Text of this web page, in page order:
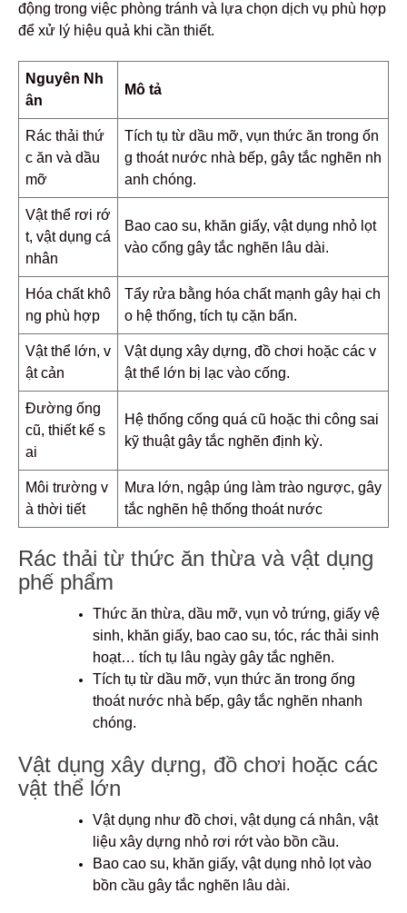
động trong việc phòng tránh và lựa chọn dịch vụ phù hợp
để xử lý hiệu quả khi cần thiết.
Nguyên Nh
ân
Mô tả
Rác thải thứ
c ăn và dầu
mỡ
Tích tụ từ dầu mỡ, vụn thức ăn trong ốn
g thoát nước nhà bếp, gây tắc nghẽn nh
anh chóng.
Vật thể rơi rớ
t, vật dụng cá
nhân
Bao cao su, khăn giấy, vật dụng nhỏ lọt
vào cống gây tắc nghẽn lâu dài.
Hóa chất khô
ng phù hợp
Tẩy rửa bằng hóa chất mạnh gây hại ch
o hệ thống, tích tụ cặn bẩn.
Vật thể lớn, v
ật cản
Vật dụng xây dựng, đồ chơi hoặc các v
ật thể lớn bị lạc vào cống.
Đường ống
cũ, thiết kế s
ai
Hệ thống cống quá cũ hoặc thi công sai
kỹ thuật gây tắc nghẽn định kỳ.
Môi trường v
à thời tiết
Mưa lớn, ngập úng làm trào ngược, gây
tắc nghẽn hệ thống thoát nước
Rác thải từ thức ăn thừa và vật dụng
phế phẩm
Thức ăn thừa, dầu mỡ, vụn vỏ trứng, giấy vệ
sinh, khăn giấy, bao cao su, tóc, rác thải sinh
hoạt… tích tụ lâu ngày gây tắc nghẽn.
Tích tụ từ dầu mỡ, vụn thức ăn trong ống
thoát nước nhà bếp, gây tắc nghẽn nhanh
chóng.
Vật dụng xây dựng, đồ chơi hoặc các
vật thể lớn
Vật dụng như đồ chơi, vật dụng cá nhân, vật
liệu xây dựng nhỏ rơi rớt vào bồn cầu.
Bao cao su, khăn giấy, vật dụng nhỏ lọt vào
bồn cầu gây tắc nghẽn lâu dài.